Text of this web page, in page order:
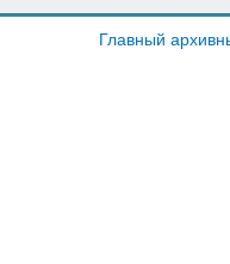
Главный